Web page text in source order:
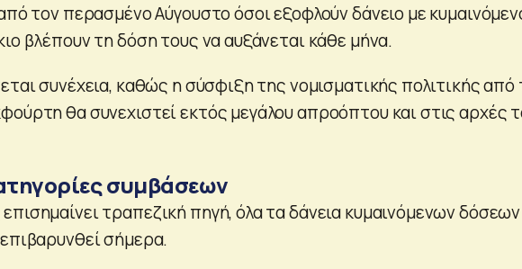
τον περασμένο Αύγουστο όσοι εξοφλούν δάνειο με
βλέπουν τη δόση τους να αυξάνεται κάθε μήνα.
συνέχεια, καθώς η σύσφιξη της νομισματικής πολιτικής από
θα συνεχιστεί εκτός μεγάλου απροόπτου και στις αρχές
συμβάσεων
τραπεζική πηγή, όλα τα δάνεια κυμαινόμενων δόσεων
σήμερα.